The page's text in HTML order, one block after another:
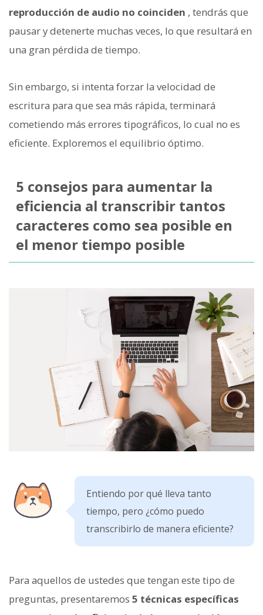
reproducción de audio no coinciden , tendrás que
pausar y detenerte muchas veces, lo que resultará en
una gran pérdida de tiempo.
Sin embargo, si intenta forzar la velocidad de
escritura para que sea más rápida, terminará
cometiendo más errores tipográficos, lo cual no es
eficiente. Exploremos el equilibrio óptimo.
5 consejos para aumentar la
eficiencia al transcribir tantos
caracteres como sea posible en
el menor tiempo posible
Entiendo por qué lleva tanto
tiempo, pero ¿cómo puedo
transcribirlo de manera eficiente?
Para aquellos de ustedes que tengan este tipo de
preguntas, presentaremos 5 técnicas específicas